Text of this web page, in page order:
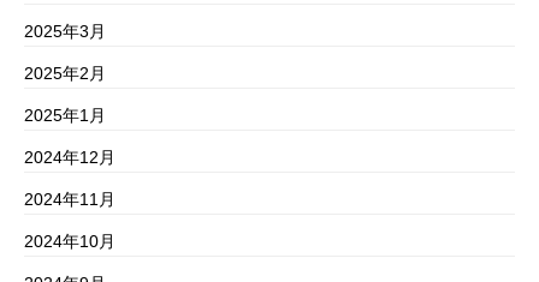
2025年3月
2025年2月
2025年1月
2024年12月
2024年11月
2024年10月